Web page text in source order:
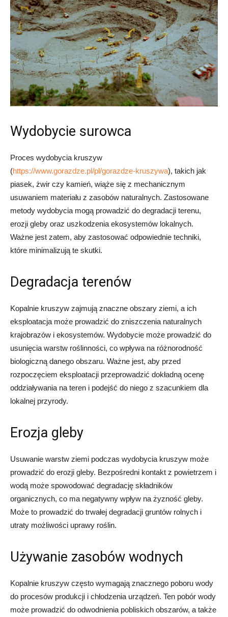
Wydobycie surowca
Proces wydobycia kruszyw
(https://www.gorazdze.pl/pl/gorazdze-kruszywa), takich jak
piasek, żwir czy kamień, wiąże się z mechanicznym
usuwaniem materiału z zasobów naturalnych. Zastosowane
metody wydobycia mogą prowadzić do degradacji terenu,
erozji gleby oraz uszkodzenia ekosystemów lokalnych.
Ważne jest zatem, aby zastosować odpowiednie techniki,
które minimalizują te skutki.
Degradacja terenów
Kopalnie kruszyw zajmują znaczne obszary ziemi, a ich
eksploatacja może prowadzić do zniszczenia naturalnych
krajobrazów i ekosystemów. Wydobycie może prowadzić do
usunięcia warstw roślinności, co wpływa na różnorodność
biologiczną danego obszaru. Ważne jest, aby przed
rozpoczęciem eksploatacji przeprowadzić dokładną ocenę
oddziaływania na teren i podejść do niego z szacunkiem dla
lokalnej przyrody.
Erozja gleby
Usuwanie warstw ziemi podczas wydobycia kruszyw może
prowadzić do erozji gleby. Bezpośredni kontakt z powietrzem i
wodą może spowodować degradację składników
organicznych, co ma negatywny wpływ na żyzność gleby.
Może to prowadzić do trwałej degradacji gruntów rolnych i
utraty możliwości uprawy roślin.
Używanie zasobów wodnych
Kopalnie kruszyw często wymagają znacznego poboru wody
do procesów produkcji i chłodzenia urządzeń. Ten pobór wody
może prowadzić do odwodnienia pobliskich obszarów, a także